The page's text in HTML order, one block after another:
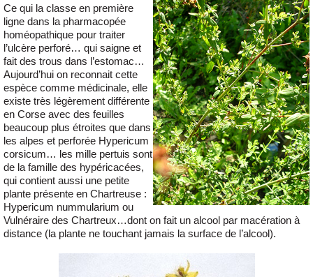
Ce qui la classe en première
ligne dans la pharmacopée
homéopathique pour traiter
l’ulcère perforé… qui saigne et
fait des trous dans l’estomac…
Aujourd’hui on reconnait cette
espèce comme médicinale, elle
existe très légèrement différente
en Corse avec des feuilles
beaucoup plus étroites que dans
les alpes et perforée Hypericum
corsicum… les mille pertuis sont
de la famille des hypéricacées,
qui contient aussi une petite
plante présente en Chartreuse :
Hypericum nummularium ou
Vulnéraire des Chartreux…dont on fait un alcool par macération à
distance (la plante ne touchant jamais la surface de l’alcool).